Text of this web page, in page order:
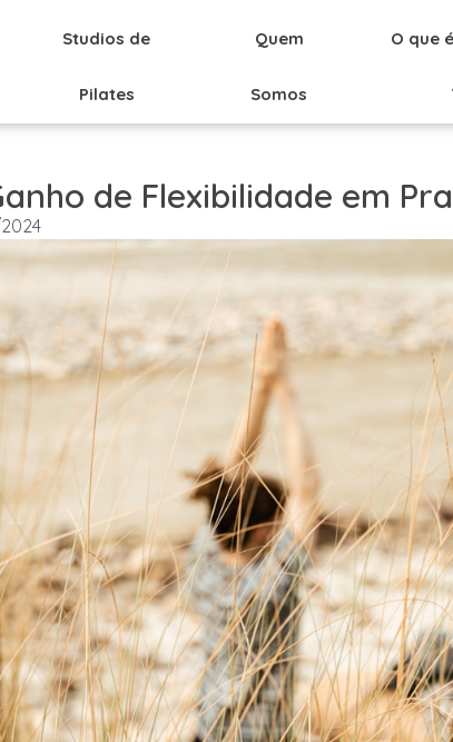
Studios de
Pilates
Quem
Somos
O que
de Flexibilidade em